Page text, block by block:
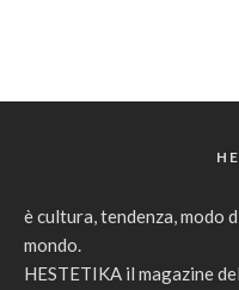
è cultura, tendenza, modo
mondo.
HESTETIKA il magazine